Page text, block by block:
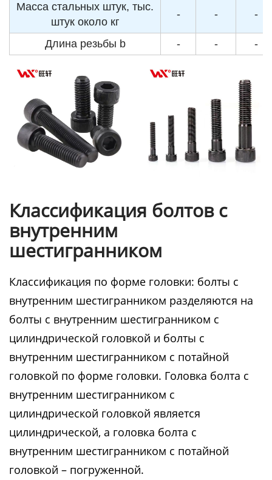
Масса стальных штук, тыс.
штук около кг
- - -
Длина резьбы b - - -
Классификация болтов с
внутренним
шестигранником
Классификация по форме головки: болты с
внутренним шестигранником разделяются на
болты с внутренним шестигранником с
цилиндрической головкой и болты с
внутренним шестигранником с потайной
головкой по форме головки. Головка болта с
внутренним шестигранником с
цилиндрической головкой является
цилиндрической, а головка болта с
внутренним шестигранником с потайной
головкой – погруженной.